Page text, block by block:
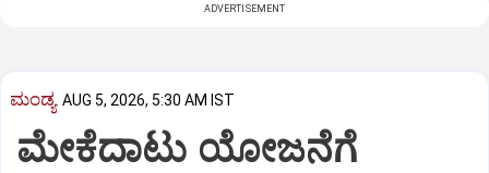
ADVERTISEMENT
ಮಂಡ್ಯ AUG 5, 2026, 5:30 AM IST
ಮೇಕೆದಾಟು ಯೋಜನೆಗೆ